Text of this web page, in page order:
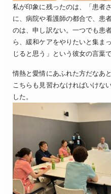
私が印象に残ったのは、「患者
に、病院や看護師の都合で、患
のは、申し訳ない。一つでも患
ら、緩和ケアをやりたいと集ま
じると思う」という彼女の言葉で
情熱と愛情にあふれた方だなあ
こちらも見習わなければいけな
した。